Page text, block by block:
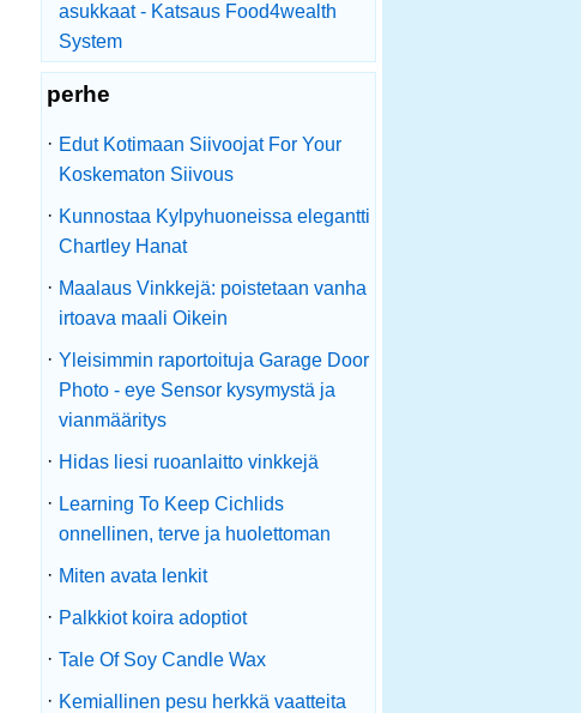
asukkaat - Katsaus Food4wealth
System
perhe
· Edut Kotimaan Siivoojat For Your
Koskematon Siivous
· Kunnostaa Kylpyhuoneissa elegantti
Chartley Hanat
· Maalaus Vinkkejä: poistetaan vanha
irtoava maali Oikein
· Yleisimmin raportoituja Garage Door
Photo - eye Sensor kysymystä ja
vianmääritys
· Hidas liesi ruoanlaitto vinkkejä
· Learning To Keep Cichlids
onnellinen, terve ja huolettoman
· Miten avata lenkit
· Palkkiot koira adoptiot
· Tale Of Soy Candle Wax
· Kemiallinen pesu herkkä vaatteita